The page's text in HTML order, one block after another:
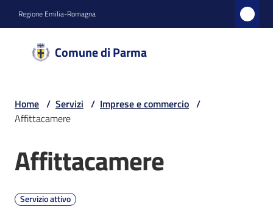
Regione Emilia-Romagna
Comune di Parma
di
Novità
Servizi
Home / Servizi / Imprese e commercio /
Affittacamere
Salta al contenuto
Affittacamere
Servizio attivo